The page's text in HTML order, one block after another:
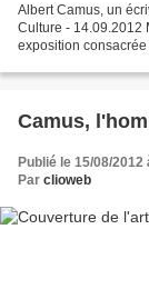
Albert Camus, un
Culture - 14.09.2012
exposition
ecrivain-pris-en-
Camus,
Publié le 15/08/2012
Par clioweb